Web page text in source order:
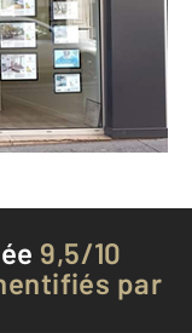
9,5/10
par